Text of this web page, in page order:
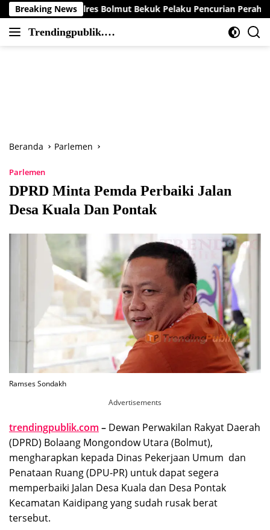
Langsung
ke
konten
Breaking News
Polres Bolmut Bekuk Pelaku Pencurian Perahu di Daerah
Trendingpublik.co
Berita
Beranda Parlemen
Parlemen
DPRD Minta Pemda Perbaiki Jalan
Desa Kuala Dan Pontak
Ramses Sondakh
Advertisements
trendingpublik.com – Dewan Perwakilan Rakyat Daerah
(DPRD) Bolaang Mongondow Utara (Bolmut),
mengharapkan kepada Dinas Pekerjaan Umum dan
Penataan Ruang (DPU-PR) untuk dapat segera
memperbaiki Jalan Desa Kuala dan Desa Pontak
Kecamatan Kaidipang yang sudah rusak berat
tersebut.